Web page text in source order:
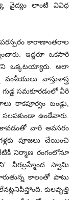
వైద్యం లాంటి వివిధ
పరస్పరం కారాణాంతరాల
ఇద్దరూ ఒకసారి
ఒక్కటయ్యారు. అలా
వాస్తుశాస్త్ర
గుడ్డ సమకూరడంలో వీరి
రాకపూర్వం బండ్లు,
ఉండేవారు.
వారి అవసరం
పూజలు చేయించి
నిర్మాణ రంగంలోనూ
వీరబ్రహ్మేంద స్వామి
కాలంతో పాటు
కులవృత్తి